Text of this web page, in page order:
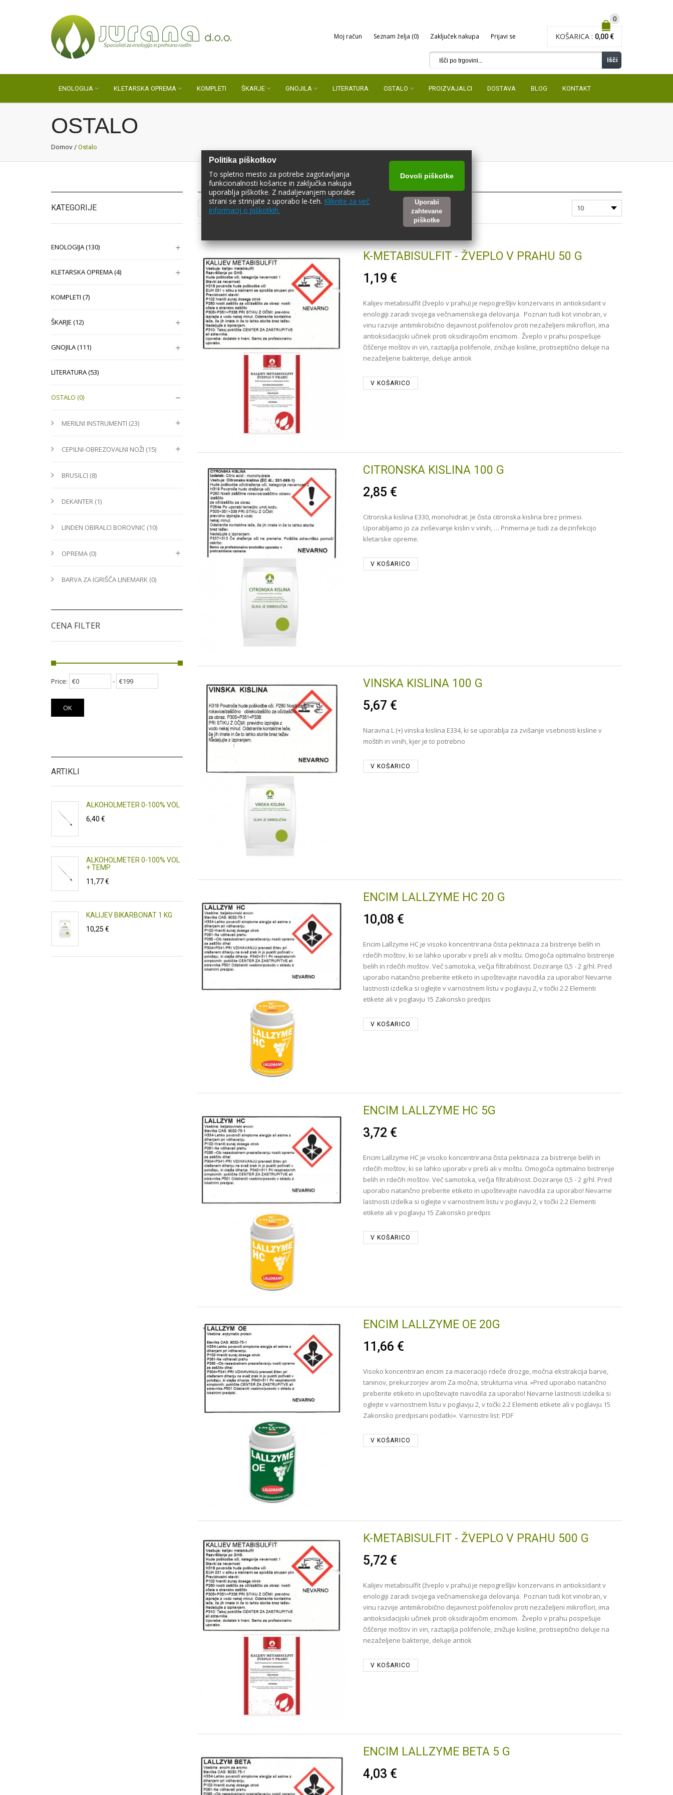
Politika piškotkov
To spletno mesto za potrebe zagotavljanja
funkcionalnosti košarice in zaključka nakupa
uporablja piškotke. Z nadaljevanjem uporabe
strani se strinjate z uporabo le-teh. Kliknite za več
informacij o piškotkih.
Dovoli piškotke
Uporabi
zahtevane
piškotke
Moj račun Seznam želja (0) Zaključek nakupa Prijavi se
Išči
0
KOŠARICA : 0,00 €
ENOLOGIJA KLETARSKA OPREMA KOMPLETI ŠKARJE GNOJILA LITERATURA OSTALO PROIZVAJALCI DOSTAVA BLOG KONTAKT
OSTALO
Domov / Ostalo
K-METABISULFIT - ŽVEPLO V PRAHU 50 G
1,19 €
Kalijev metabisulfit (žveplo v prahu) je nepogrešljiv konzervans in antioksidant v
enologiji zaradi svojega večnamenskega delovanja. Poznan tudi kot vinobran, v
vinu razvije antimikrobično dejavnost polifenolov proti nezaželjeni mikroflori, ima
antioksidacijski učinek proti oksidirajočim encimom. Žveplo v prahu pospešuje
čiščenje moštov in vin, raztaplja polifenole, znižuje kisline, protiseptično deluje na
nezaželjene bakterije, deluje antiok
V KOŠARICO
CITRONSKA KISLINA 100 G
2,85 €
Citronska kislina E330, monohidrat. Je čista citronska kislina brez primesi.
Uporabljamo jo za zviševanje kislin v vinih, … Primerna je tudi za dezinfekcijo
kletarske opreme.
V KOŠARICO
VINSKA KISLINA 100 G
5,67 €
Naravna L (+) vinska kislina E334, ki se uporablja za zvišanje vsebnosti kisline v
moštih in vinih, kjer je to potrebno
V KOŠARICO
ENCIM LALLZYME HC 20 G
10,08 €
Encim Lallzyme HC je visoko koncentrirana čista pektinaza za bistrenje belih in
rdečih moštov, ki se lahko uporabi v preši ali v moštu. Omogoča optimalno bistrenje
belih in rdečih moštov. Več samotoka, večja filtrabilnost. Doziranje 0,5 - 2 g/hl. Pred
uporabo natančno preberite etiketo in upoštevajte navodila za uporabo! Nevarne
lastnosti izdelka si oglejte v varnostnem listu v poglavju 2, v točki 2.2 Elementi
etikete ali v poglavju 15 Zakonsko predpis
V KOŠARICO
ENCIM LALLZYME HC 5G
3,72 €
Encim Lallzyme HC je visoko koncentrirana čista pektinaza za bistrenje belih in
rdečih moštov, ki se lahko uporabi v preši ali v moštu. Omogoča optimalno bistrenje
belih in rdečih moštov. Več samotoka, večja filtrabilnost. Doziranje 0,5 - 2 g/hl. Pred
uporabo natančno preberite etiketo in upoštevajte navodila za uporabo! Nevarne
lastnosti izdelka si oglejte v varnostnem listu v poglavju 2, v točki 2.2 Elementi
etikete ali v poglavju 15 Zakonsko predpis
V KOŠARICO
ENCIM LALLZYME OE 20G
11,66 €
Visoko koncentriran encim za maceracijo rdeče drozge, močna ekstrakcija barve,
taninov, prekurzorjev arom Za močna, strukturna vina. »Pred uporabo natančno
preberite etiketo in upoštevajte navodila za uporabo! Nevarne lastnosti izdelka si
oglejte v varnostnem listu v poglavju 2, v točki 2.2 Elementi etikete ali v poglavju 15
Zakonsko predpisani podatki«. Varnostni list: PDF
V KOŠARICO
K-METABISULFIT - ŽVEPLO V PRAHU 500 G
5,72 €
Kalijev metabisulfit (žveplo v prahu) je nepogrešljiv konzervans in antioksidant v
enologiji zaradi svojega večnamenskega delovanja. Poznan tudi kot vinobran, v
vinu razvije antimikrobično dejavnost polifenolov proti nezaželjeni mikroflori, ima
antioksidacijski učinek proti oksidirajočim encimom. Žveplo v prahu pospešuje
čiščenje moštov in vin, raztaplja polifenole, znižuje kisline, protiseptično deluje na
nezaželjene bakterije, deluje antiok
V KOŠARICO
ENCIM LALLZYME BETA 5 G
4,03 €
KATEGORIJE
ENOLOGIJA (130)
KLETARSKA OPREMA (4)
KOMPLETI (7)
ŠKARJE (12)
GNOJILA (111)
LITERATURA (53)
OSTALO (0)
MERILNI INSTRUMENTI (23)
CEPILNI-OBREZOVALNI NOŽI (15)
BRUSILCI (8)
DEKANTER (1)
LINDEN OBIRALCI BOROVNIC (10)
OPREMA (0)
BARVA ZA IGRIŠČA LINEMARK (0)
CENA FILTER
Price: -
OK
ARTIKLI
ALKOHOLMETER 0-100% VOL
6,40 €
ALKOHOLMETER 0-100% VOL
+ TEMP
11,77 €
KALIJEV BIKARBONAT 1 KG
10,25 €
VRELNA VEHA 80